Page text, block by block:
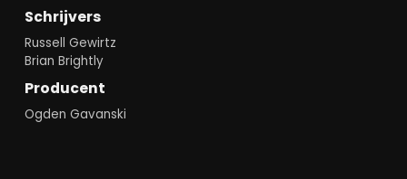
Schrijvers
Russell Gewirtz
Brian Brightly
Producent
Ogden Gavanski